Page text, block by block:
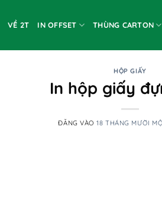
VỀ 2T IN OFFSET THÙNG CARTON
HỘP GIẤY
In hộp giấy
ĐĂNG VÀO18 THÁNG MƯỜI